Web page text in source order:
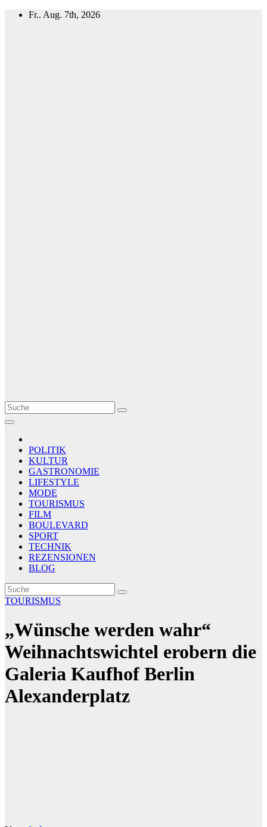
Zum
Fr.. Aug. 7th, 2026
Le Matin
AGENCE DE PRESSE
POLITIK
KULTUR
GASTRONOMIE
LIFESTYLE
MODE
TOURISMUS
FILM
BOULEVARD
SPORT
TECHNIK
REZENSIONEN
BLOG
TOURISMUS
„Wünsche werden wahr“
Weihnachtswichtel erobern die
Galeria Kaufhof Berlin
Alexanderplatz